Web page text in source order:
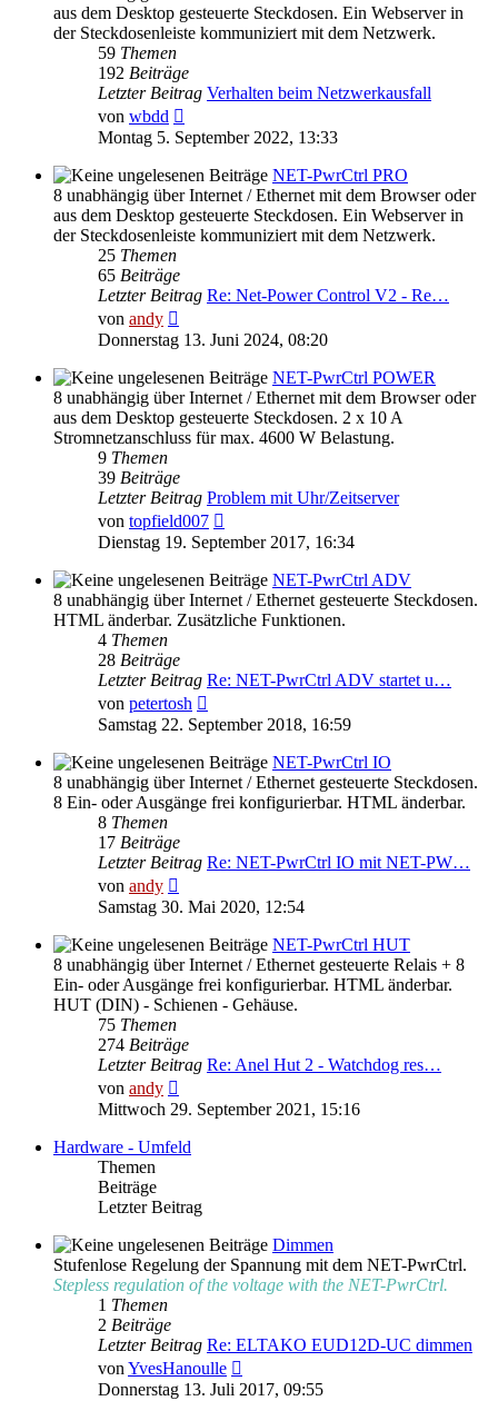
aus dem Desktop gesteuerte Steckdosen. Ein Webserver in
der Steckdosenleiste kommuniziert mit dem Netzwerk.
59 Themen
192 Beiträge
Letzter Beitrag Verhalten beim Netzwerkausfall
von wbdd
Beitrag
Montag 5. September 2022, 13:33
NET-PwrCtrl PRO
8 unabhängig über Internet / Ethernet mit dem Browser oder
aus dem Desktop gesteuerte Steckdosen. Ein Webserver in
der Steckdosenleiste kommuniziert mit dem Netzwerk.
25 Themen
65 Beiträge
Letzter Beitrag Re: Net-Power Control V2 - Re…
von andy
Beitrag
Donnerstag 13. Juni 2024, 08:20
NET-PwrCtrl POWER
8 unabhängig über Internet / Ethernet mit dem Browser oder
aus dem Desktop gesteuerte Steckdosen. 2 x 10 A
Stromnetzanschluss für max. 4600 W Belastung.
9 Themen
39 Beiträge
Letzter Beitrag Problem mit Uhr/Zeitserver
von topfield007
Beitrag
Dienstag 19. September 2017, 16:34
NET-PwrCtrl ADV
8 unabhängig über Internet / Ethernet gesteuerte Steckdosen.
HTML änderbar. Zusätzliche Funktionen.
4 Themen
28 Beiträge
Letzter Beitrag Re: NET-PwrCtrl ADV startet u…
von petertosh
Beitrag
Samstag 22. September 2018, 16:59
NET-PwrCtrl IO
8 unabhängig über Internet / Ethernet gesteuerte Steckdosen.
8 Ein- oder Ausgänge frei konfigurierbar. HTML änderbar.
8 Themen
17 Beiträge
Letzter Beitrag Re: NET-PwrCtrl IO mit NET-PW…
von andy
Beitrag
Samstag 30. Mai 2020, 12:54
NET-PwrCtrl HUT
8 unabhängig über Internet / Ethernet gesteuerte Relais + 8
Ein- oder Ausgänge frei konfigurierbar. HTML änderbar.
HUT (DIN) - Schienen - Gehäuse.
75 Themen
274 Beiträge
Letzter Beitrag Re: Anel Hut 2 - Watchdog res…
von andy
Beitrag
Mittwoch 29. September 2021, 15:16
Hardware - Umfeld
Themen
Beiträge
Letzter Beitrag
Dimmen
Stufenlose Regelung der Spannung mit dem NET-PwrCtrl.
Stepless regulation of the voltage with the NET-PwrCtrl.
1 Themen
2 Beiträge
Letzter Beitrag Re: ELTAKO EUD12D-UC dimmen
vonYvesHanoulle
Beitrag
Donnerstag 13. Juli 2017, 09:55